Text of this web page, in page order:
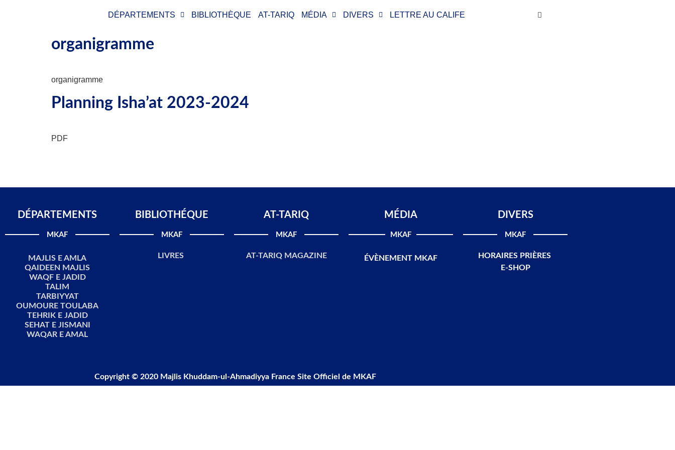
DÉPARTEMENTS BIBLIOTHÈQUE AT-TARIQ MÉDIA DIVERS LETTRE AU CALIFE
organigramme
organigramme
Planning Isha’at 2023-2024
PDF
DÉPARTEMENTS​
MKAF
MAJLIS E AMLA
QAIDEEN MAJLIS
WAQF E JADID
TALIM
TARBIYYAT
OUMOURE TOULABA
TEHRIK E JADID
SEHAT E JISMANI
WAQAR E AMAL
BIBLIOTHÉQUE
MKAF
LIVRES
AT-TARIQ
MKAF
AT-TARIQ MAGAZINE
MÉDIA
MKAF
ÉVÈNEMENT MKAF
DIVERS
MKAF
HORAIRES PRIÈRES
E-SHOP
Copyright © 2020 Majlis Khuddam-ul-Ahmadiyya France Site Officiel de MKAF